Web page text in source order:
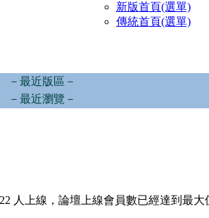
新版首頁(選單)
傳統首頁(選單)
－最近版區－
－最近瀏覽－
人上線，論壇上線會員數已經達到最大